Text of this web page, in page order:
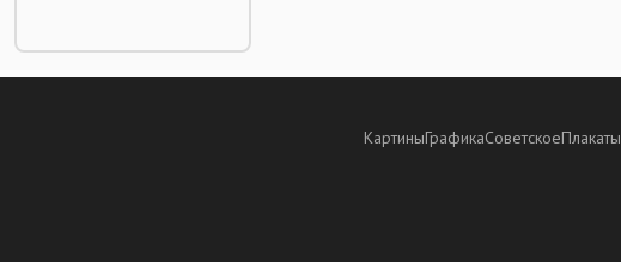
КартиныГрафикаСоветскоеПлакаты